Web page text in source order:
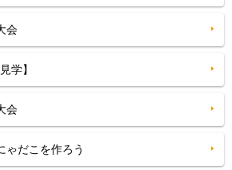
会
学】
会
ゃだこを作ろう